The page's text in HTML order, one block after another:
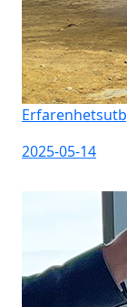
2025-05-14